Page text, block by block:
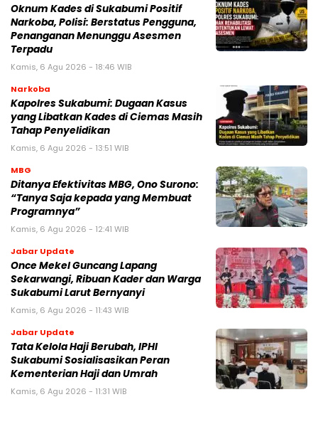
Oknum Kades di Sukabumi Positif
Narkoba, Polisi: Berstatus Pengguna,
Penanganan Menunggu Asesmen
Terpadu
Kamis, 6 Agu 2026 - 18:46 WIB
Narkoba
Kapolres Sukabumi: Dugaan Kasus
yang Libatkan Kades di Ciemas Masih
Tahap Penyelidikan
Kamis, 6 Agu 2026 - 13:51 WIB
MBG
‎Ditanya Efektivitas MBG, Ono Surono:
“Tanya Saja kepada yang Membuat
Programnya”‎
Kamis, 6 Agu 2026 - 12:41 WIB
Jabar Update
Once Mekel Guncang Lapang
Sekarwangi, Ribuan Kader dan Warga
Sukabumi Larut Bernyanyi
Kamis, 6 Agu 2026 - 11:43 WIB
Jabar Update
Tata Kelola Haji Berubah, IPHI
Sukabumi Sosialisasikan Peran
Kementerian Haji dan Umrah
Kamis, 6 Agu 2026 - 11:31 WIB